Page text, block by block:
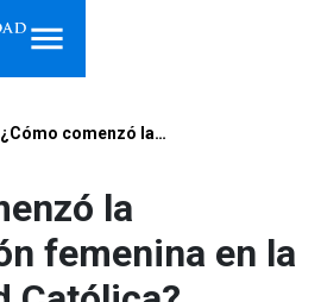
¿Cómo comenzó la…
la
femenina en la